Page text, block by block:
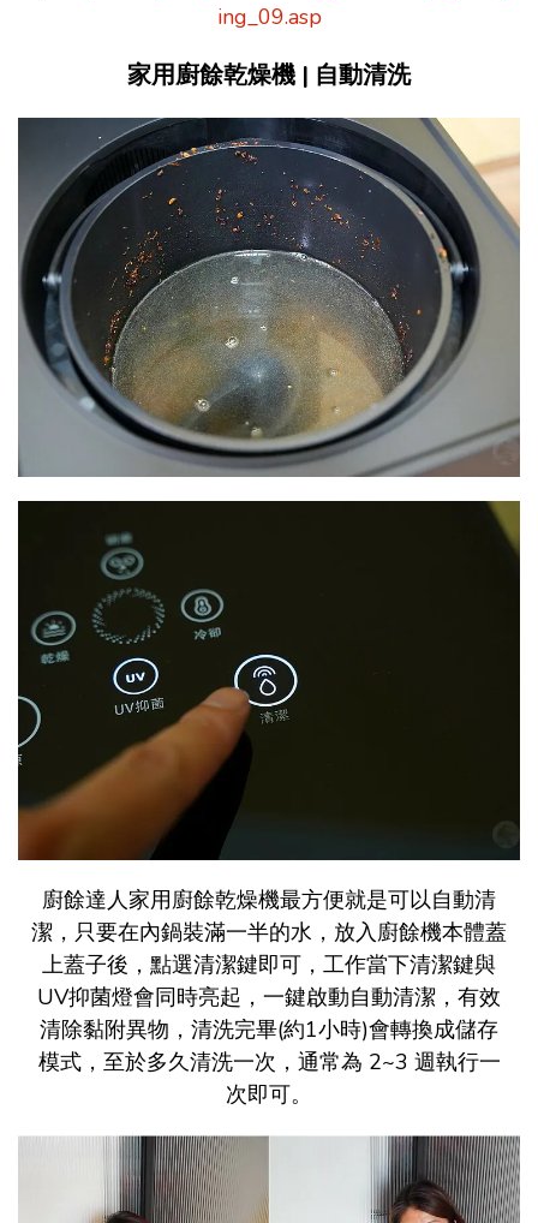
ing_09.asp
家用廚餘乾燥機 | 自動清洗
廚餘達人家用廚餘乾燥機最方便就是可以自動清
潔，只要在內鍋裝滿一半的水，放入廚餘機本體蓋
上蓋子後，點選清潔鍵即可，工作當下清潔鍵與
UV抑菌燈會同時亮起，一鍵啟動自動清潔，有效
清除黏附異物，清洗完畢(約1小時)會轉換成儲存
模式，至於多久清洗一次，通常為 2~3 週執行一
次即可。